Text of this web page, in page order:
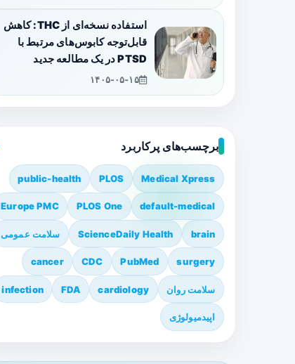
استفاده نسخه‌ای از THC: کاهش
قابل‌توجه کابوس‌های مرتبط با
PTSD در یک مطالعه جدید
۱۴۰۵-۰۵-۱۵
برچسب‌های پرکاربرد
Medical Xpress
PLOS
public-health
default-medical
PLOS One
Europe PMC
brain
ScienceDaily Health سلامت عمومی
surgery
PubMed
CDC
cancer
سلامت روان cardiology
FDA
infection
اپیدمیولوژی